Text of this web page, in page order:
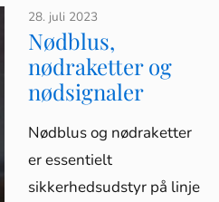
Nødblus,
nødraketter og
nødsignaler
28. juli 2023
Nødblus og nødraketter
er essentielt
sikkerhedsudstyr på linje